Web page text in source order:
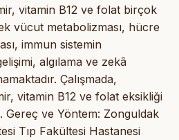
vitamin B12 ve folat birçok
vücut metabolizması, hücre
immun sistemin
algılama ve zekâ
Çalışmada,
vitamin B12 ve folat eksikliği
Gereç ve Yöntem: Zonguldak
Tıp Fakültesi Hastanesi